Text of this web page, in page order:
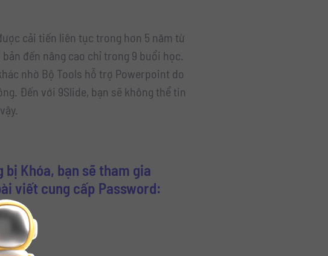
cải tiến liên tục trong hơn 5 năm từ
đến nâng cao chỉ trong 9 buổi học.
nhờ Bộ Tools hỗ trợ Powerpoint do
Đến với 9Slide, bạn sẽ không thể tin
Khóa, bạn sẽ tham gia
viết cung cấp Password: